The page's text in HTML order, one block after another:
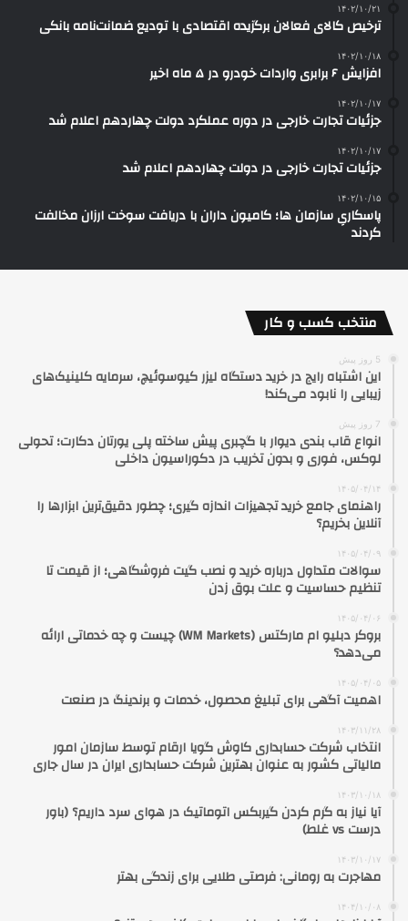
۱۴۰۲/۱۰/۲۱
ترخیص کالای فعالان برگزیده اقتصادی با تودیع ضمانت‌نامه بانکی
۱۴۰۲/۱۰/۱۸
افزایش ۶ برابری واردات خودرو در ۵ ماه اخیر
۱۴۰۲/۱۰/۱۷
جزئیات تجارت خارجی در دوره عملکرد دولت چهاردهم اعلام شد
۱۴۰۲/۱۰/۱۷
جزئیات تجارت خارجی در دولت چهاردهم اعلام شد
۱۴۰۲/۱۰/۱۵
پاسکاریِ سازمان ها؛ کامیون داران با دریافت سوخت ارزان مخالفت
کردند
منتخب کسب و کار
5 روز پیش
این اشتباه رایج در خرید دستگاه لیزر کیوسوئیچ، سرمایه کلینیک‌های
زیبایی را نابود می‌کند!
7 روز پیش
انواع قاب بندی دیوار با گچبری پیش ساخته پلی یورتان دکارت؛ تحولی
لوکس، فوری و بدون تخریب در دکوراسیون داخلی
۱۴۰۵/۰۴/۱۴
راهنمای جامع خرید تجهیزات اندازه گیری؛ چطور دقیق‌ترین ابزارها را
آنلاین بخریم؟
۱۴۰۵/۰۴/۰۹
سوالات متداول درباره خرید و نصب گیت فروشگاهی؛ از قیمت تا
تنظیم حساسیت و علت بوق زدن
۱۴۰۵/۰۴/۰۶
بروکر دبلیو ام مارکتس (WM Markets) چیست و چه خدماتی ارائه
می‌دهد؟
۱۴۰۵/۰۴/۰۵
اهمیت آگهی برای تبلیغ محصول، خدمات و برندینگ در صنعت
۱۴۰۳/۱۱/۲۸
انتخاب شرکت حسابداری کاوش گویا ارقام توسط سازمان امور
مالیاتی کشور به عنوان بهترین شرکت حسابداری ایران در سال جاری
۱۴۰۳/۱۰/۱۸
آیا نیاز به گرم کردن گیربکس اتوماتیک در هوای سرد داریم؟ (باور
درست vs غلط)
۱۴۰۳/۱۰/۱۷
مهاجرت به رومانی: فرصتی طلایی برای زندگی بهتر
۱۴۰۴/۱۰/۰۸